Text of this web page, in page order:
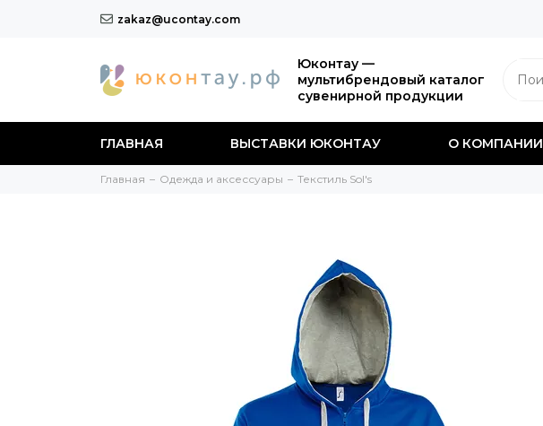
zakaz@ucontay.com
Юконтау —
мультибрендовый каталог
сувенирной продукции
ГЛАВНАЯ ВЫСТАВКИ ЮКОНТАУ О КОМПАНИИ
Главная Одежда и аксессуары Текстиль Sol's